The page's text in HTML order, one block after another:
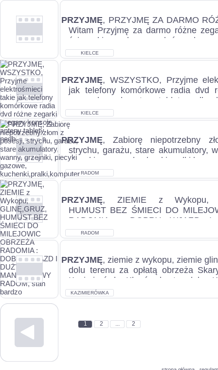
PRZYJMĘ, PRZYJMĘ ZA DARMO
Witam Przyjmę za darmo różne
ścianę kieszonkowe na łańcuszku
us...KIELCE
PRZYJMĘ, WSZYSTKO, Przyjme
jak telefony komórkowe radia dvd
zegary konsolę anteny tablety
KIELCE
PRZYJMĘ, Zabiorę niepotrzebny
strychu, garażu, stare akumulatory,
piecyki gazowe,
RADOM
PRZYJMĘ, ZIEMIE z Wykopu,
HUMUST BEZ ŚMIECI DO
RADOMIA : DOBRY WJAZD I
MANEWROWY RADOM, stan
RADOM
PRZYJMĘ, ziemie z wykopu, ziemie
dolu terenu za opłatą obrzeża
Kazimierówka-Kłonówek, stan dobry
KAZIMIERÓWKA
1 2 ... 2